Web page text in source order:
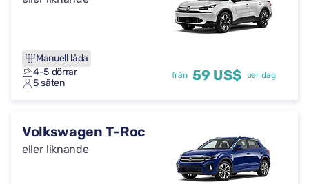
Manuell låda
4-5 dörrar
5 säten
från 59 US$ per dag
Volkswagen T-Roc
eller liknande